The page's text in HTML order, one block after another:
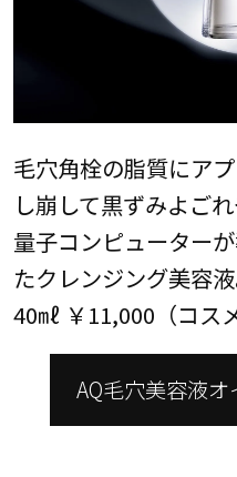
毛穴角栓の脂質にア
し崩して黒ずみよご
量子コンピューター
たクレンジング美容
40㎖ ￥11,000（コス
AQ毛穴美容液オ